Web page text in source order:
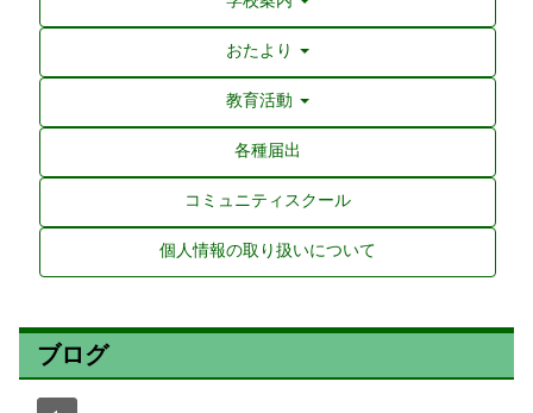
おたより
教育活動
各種届出
コミュニティスクール
個人情報の取り扱いについて
ブログ